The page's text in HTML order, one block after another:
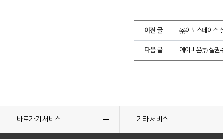
이전 글 ㈜이노스페이스
다음 글 에이비온㈜ 실권
바로가기 서비스 기타 서비스